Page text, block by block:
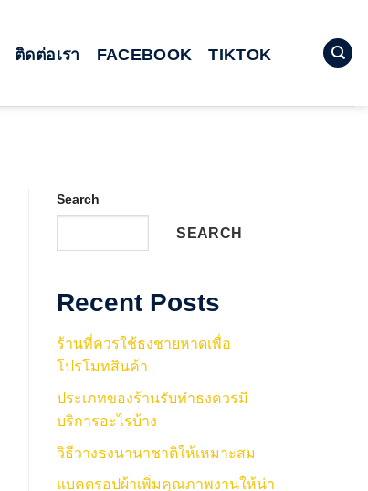
ติดต่อเรา FACEBOOK TIKTOK
Search
SEARCH
Recent Posts
ร้านที่ควรใช้ธงชายหาดเพื่อ
โปรโมทสินค้า
ประเภทของร้านรับทำธงควรมี
บริการอะไรบ้าง
วิธีวางธงนานาชาติให้เหมาะสม
แบคดรอปผ้าเพิ่มคุณภาพงานให้น่า